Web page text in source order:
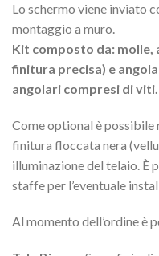
Lo schermo viene inviato
montaggio a muro.
Kit composto da: molle,
finitura precisa) e
angolari compresi di viti.
Come optional è possibile
finitura floccata nera
illuminazione del telaio. È
staffe per l’eventuale
Al momento dell’ordine è